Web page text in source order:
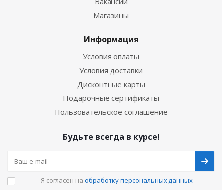
Магазины
Информация
Условия оплаты
Условия доставки
Дисконтные карты
Подарочные сертификаты
Пользовательское соглашение
Будьте всегда в курсе!
Я согласен на обработку персональных данных